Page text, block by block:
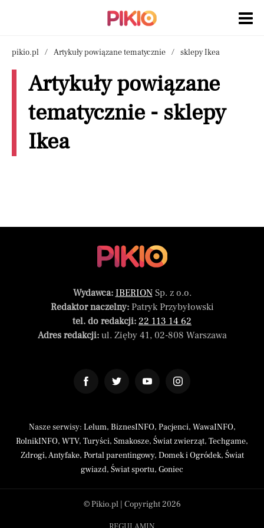
pikio.pl Artykuły powiązane tematycznie sklepy Ikea
Artykuły powiązane
tematycznie - sklepy
Ikea
Wydawca: IBERIONSp. z o.o.
Redaktor naczelny:Patryk Przybyłowski
tel. do redakcji: 22 113 14 62
Adres redakcji:ul. Zięby 41, 02-808 Warszawa
Nasze serwisy: Lelum, BiznesINFO, Pacjenci, WawaINFO,
RolnikINFO, WTV, Turyści, Smakosze, Świat zwierząt, Techgame,
Zdrogi,Antyfake, Portal parentingowy, Domek i Ogródek, Świat
gwiazd, Świat sportu, Goniec
© Pikio.pl | Copyright 2026